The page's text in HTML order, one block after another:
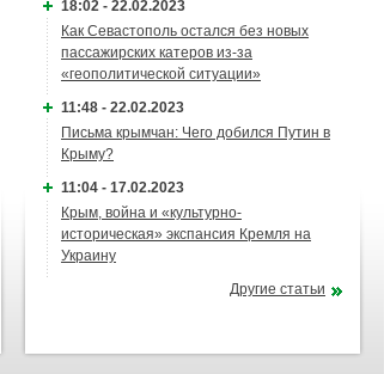
18:02 - 22.02.2023
Как Севастополь остался без новых
пассажирских катеров из-за
«геополитической ситуации»
11:48 - 22.02.2023
Письма крымчан: Чего добился Путин в
Крыму?
11:04 - 17.02.2023
Крым, война и «культурно-
историческая» экспансия Кремля на
Украину
Другие статьи